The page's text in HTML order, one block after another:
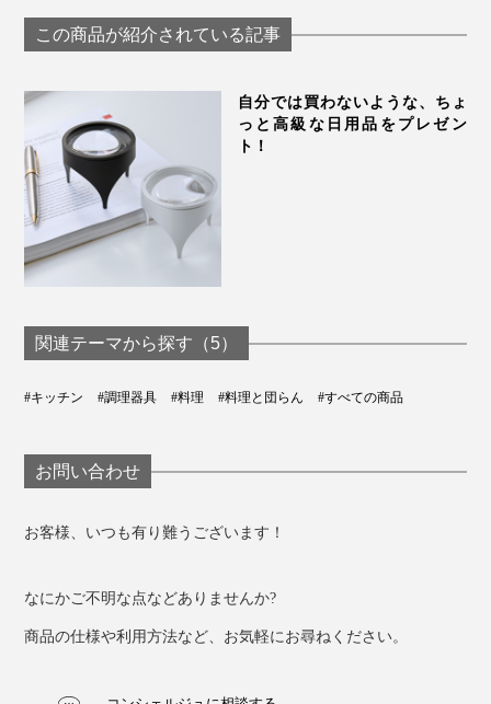
バリ取りと磨き上げを。
イフ4種＋専用シャ
ープナー＋ガラスス
＋専用シャープナー
＋ナイフスタンド」
この商品が紹介されている記事
自分では買わないような、ちょ
っと高級な日用品をプレゼン
ト！
関連テーマから探す（5）
#キッチン #調理器具 #料理 #料理と団らん #すべての商品
お問い合わせ
お客様、いつも有り難うございます！
なにかご不明な点などありませんか?
商品の仕様や利用方法など、お気軽にお尋ねください。